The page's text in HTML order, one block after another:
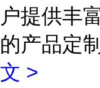
户提供丰
的产品定
文 >